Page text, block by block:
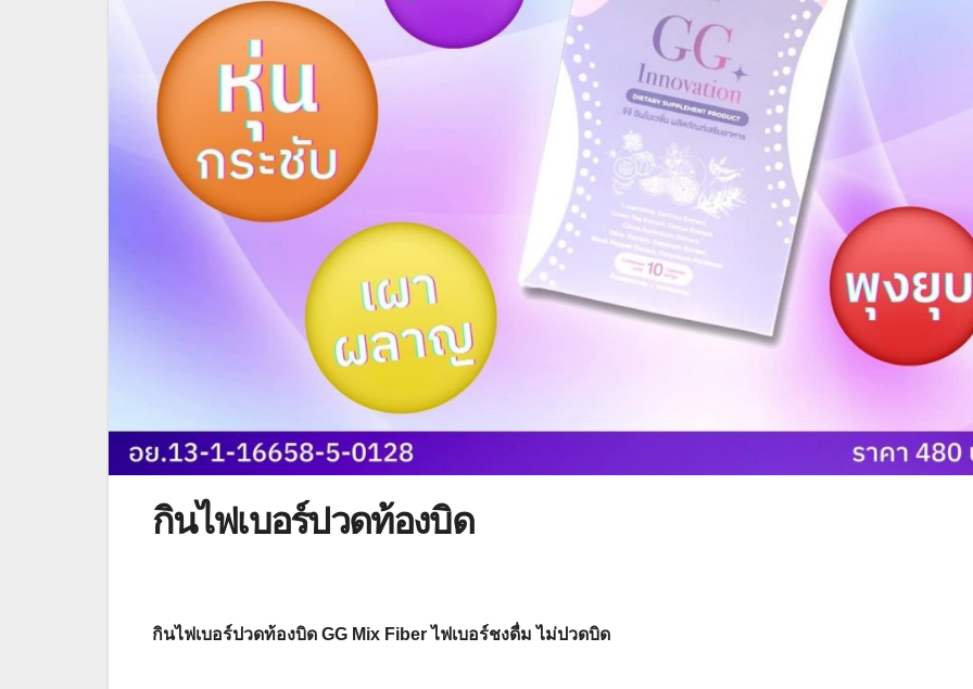
กินไฟเบอร์ปวดท้องบิด
กินไฟเบอร์ปวดท้องบิด GG Mix Fiber ไฟเบอร์ชงดื่ม ไม่ปวดบิด